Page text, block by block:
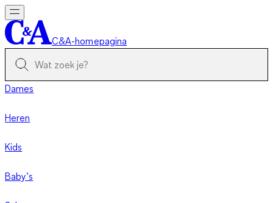
C&A-homepagina
Dames
Heren
Kids
Baby’s